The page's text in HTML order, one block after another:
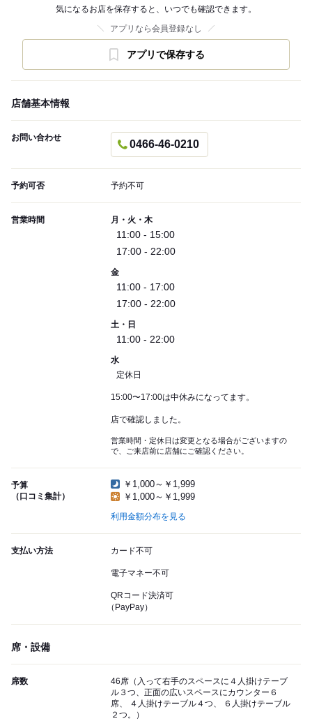
気になるお店を保存すると、いつでも確認できます。
アプリなら会員登録なし
アプリで保存する
店舗基本情報
お問い合わせ
0466-46-0210
予約可否 予約不可
営業時間 月・火・木
11:00 - 15:00
17:00 - 22:00
金
11:00 - 17:00
17:00 - 22:00
土・日
11:00 - 22:00
水
定休日
15:00〜17:00は中休みになってます。
店で確認しました。
営業時間・定休日は変更となる場合がございますの
で、ご来店前に店舗にご確認ください。
予算
（口コミ集計）
￥1,000～￥1,999
￥1,000～￥1,999
利用金額分布を見る
支払い方法 カード不可
電子マネー不可
QRコード決済可
（PayPay）
席・設備
席数
46席（入って右手のスペースに４人掛けテーブ
ル３つ、正面の広いスペースにカウンター６
席、 ４人掛けテーブル４つ、 ６人掛けテーブル
２つ。）